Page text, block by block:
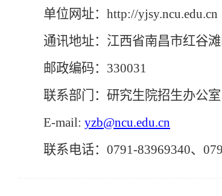
单位网址：http://yjsy.ncu.edu.cn
通讯地址：江西省南昌市红谷
邮政编码：330031
联系部门：研究生院招生办公室
E-mail: yzb@ncu.edu.cn
联系电话：0791-83969340、